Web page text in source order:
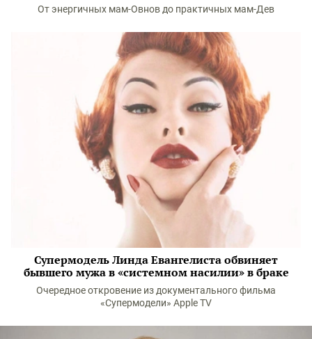
От энергичных мам-Овнов до практичных мам-Дев
Супермодель Линда Евангелиста обвиняет
бывшего мужа в «системном насилии» в браке
Очередное откровение из документального фильма
«Супермодели» Apple TV